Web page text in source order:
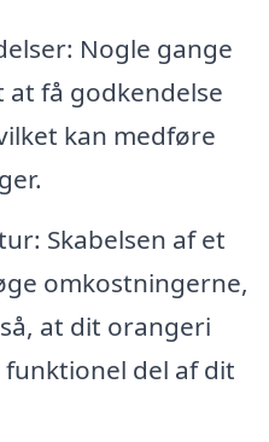
Nogle gange
få godkendelse
kan medføre
Skabelsen af et
omkostningerne,
at dit orangeri
del af dit